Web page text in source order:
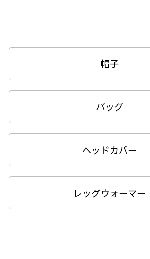
帽子
バッグ
ヘッドカバー
レッグウォーマー